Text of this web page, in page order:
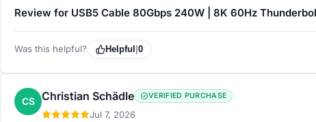
Review for USB5 Cable 80Gbps 240W | 8K 60Hz
Was this helpful? Helpful 0
CS Christian Schädle VERIFIED PURCHASE
Jul 7, 2026